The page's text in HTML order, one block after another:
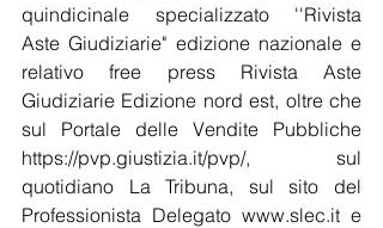
quindicinale specializzato ''Rivista
Aste Giudiziarie" edizione nazionale e
relativo free press Rivista Aste
Giudiziarie Edizione nord est, oltre che
sul Portale delle Vendite Pubbliche
https://pvp.giustizia.it/pvp/, sul
quotidiano La Tribuna, sul sito del
Professionista Delegato www.slec.it e